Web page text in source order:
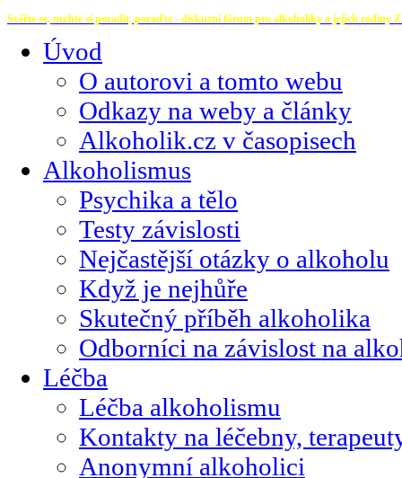
Svěřte se, nechte si poradit, poraďte - diskuzní fórum pro alkoholiky a jejich rodiny
Úvod
O autorovi a tomto webu
Odkazy na weby a články
Alkoholik.cz v časopisech
Alkoholismus
Psychika a tělo
Testy závislosti
Nejčastější otázky o alkoholu
Když je nejhůře
Skutečný příběh alkoholika
Odborníci na závislost na
Léčba
Léčba alkoholismu
Kontakty na léčebny,
Anonymní alkoholici